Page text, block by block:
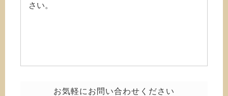
さい。
お気軽にお問い合わせください